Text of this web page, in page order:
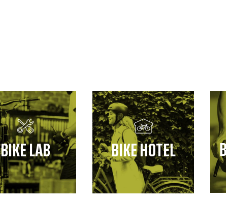
BIKE LAB BIKE HOTEL